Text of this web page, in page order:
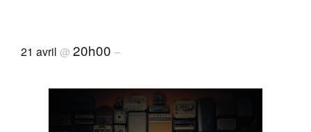
21 avril @ 20h00 –